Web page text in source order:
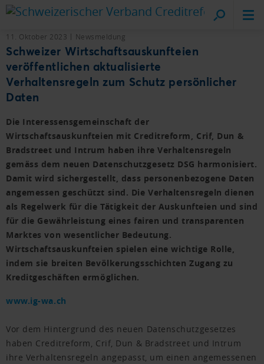
11. Oktober 2023 Newsmeldung
Schweizer Wirtschaftsauskunfteien
veröffentlichen aktualisierte
Verhaltensregeln zum Schutz persönlicher
Daten
Die Interessensgemeinschaft der
Wirtschaftsauskunfteien mit Creditreform, Crif, Dun &
Bradstreet und Intrum haben ihre Verhaltensregeln
gemäss dem neuen Datenschutzgesetz DSG harmonisiert.
Damit wird sichergestellt, dass personenbezogene Daten
angemessen geschützt sind. Die Verhaltensregeln dienen
als Regelwerk für die Tätigkeit der Auskunfteien und sind
für die Gewährleistung eines fairen und transparenten
Marktes von wesentlicher Bedeutung.
Wirtschaftsauskunfteien spielen eine wichtige Rolle,
indem sie breiten Bevölkerungsschichten Zugang zu
Kreditgeschäften ermöglichen.
www.ig-wa.ch
Vor dem Hintergrund des neuen Datenschutzgesetzes
haben Creditreform, Crif, Dun & Bradstreet und Intrum
ihre Verhaltensregeln angepasst, um einen angemessenen